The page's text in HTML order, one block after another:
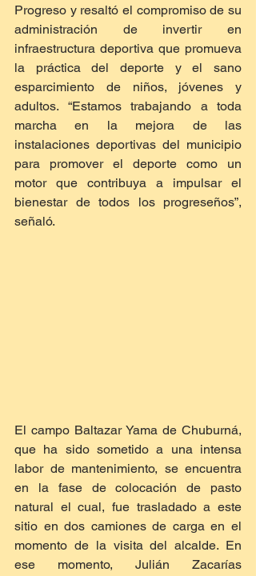
Progreso y resaltó el compromiso de su
administración de invertir en
infraestructura deportiva que promueva
la práctica del deporte y el sano
esparcimiento de niños, jóvenes y
adultos. “Estamos trabajando a toda
marcha en la mejora de las
instalaciones deportivas del municipio
para promover el deporte como un
motor que contribuya a impulsar el
bienestar de todos los progreseños”,
señaló.
El campo Baltazar Yama de Chuburná,
que ha sido sometido a una intensa
labor de mantenimiento, se encuentra
en la fase de colocación de pasto
natural el cual, fue trasladado a este
sitio en dos camiones de carga en el
momento de la visita del alcalde. En
ese momento, Julián Zacarías